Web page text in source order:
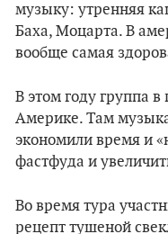
музыку: утренняя
Баха, Моцарта. В
вообще самая
В этом году группа
Америке. Там
экономили время и
фастфуда и
Во время тура
рецепт тушеной